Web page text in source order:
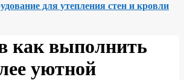
для утепления стен и кровли
как выполнить
уютной